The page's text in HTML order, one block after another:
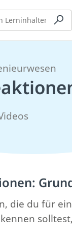
die du für